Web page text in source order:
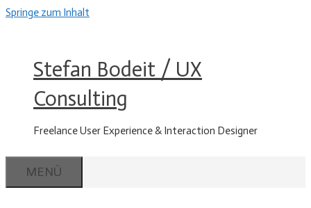
Springe zum Inhalt
Stefan Bodeit / UX
Consulting
Freelance User Experience & Interaction Designer
MENÜ